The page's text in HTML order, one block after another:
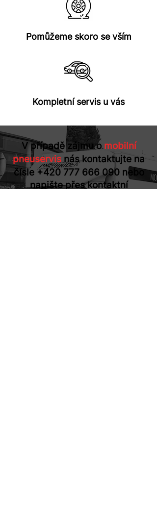
Pomůžeme skoro se vším
Kompletní servis u vás
V případě zájmu omobilní
pneuservis nás kontaktujte na
čísle +420 777 666 090nebo
napište přes kontaktní